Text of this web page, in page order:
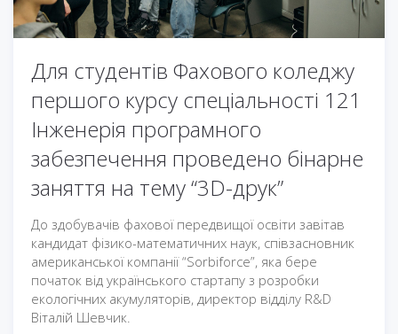
Для студентів Фахового коледжу
першого курсу спеціальності 121
Інженерія програмного
забезпечення проведено бінарне
заняття на тему “3D-друк”
До здобувачів фахової передвищої освіти завітав
кандидат фізико-математичних наук, співзасновник
американської компанії “Sorbiforce”, яка бере
початок від українського стартапу з розробки
екологічних акумуляторів, директор відділу R&D
Віталій Шевчик.